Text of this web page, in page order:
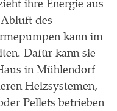
ihre Energie aus
des
kann im
Dafür kann sie –
in Mühlendorf
Heizsystemen,
Pellets betrieben